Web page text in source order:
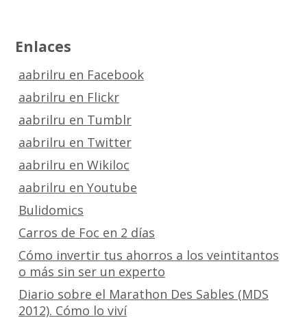
Enlaces
aabrilru en Facebook
aabrilru en Flickr
aabrilru en Tumblr
aabrilru en Twitter
aabrilru en Wikiloc
aabrilru en Youtube
Bulidomics
Carros de Foc en 2 días
Cómo invertir tus ahorros a los veintitantos
o más sin ser un experto
Diario sobre el Marathon Des Sables (MDS
2012). Cómo lo viví